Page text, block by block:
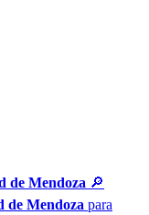
de Mendoza 🔎
de Mendoza para